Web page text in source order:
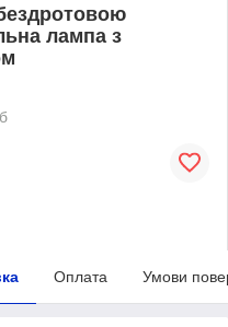
лампа з
Оплата Умови